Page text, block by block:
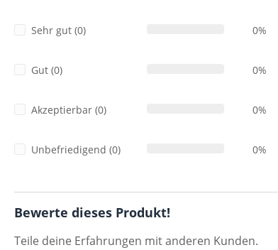
Sehr gut (0) 0%
Gut (0) 0%
Akzeptierbar (0) 0%
Unbefriedigend (0) 0%
Bewerte dieses Produkt!
Teile deine Erfahrungen mit anderen Kunden.